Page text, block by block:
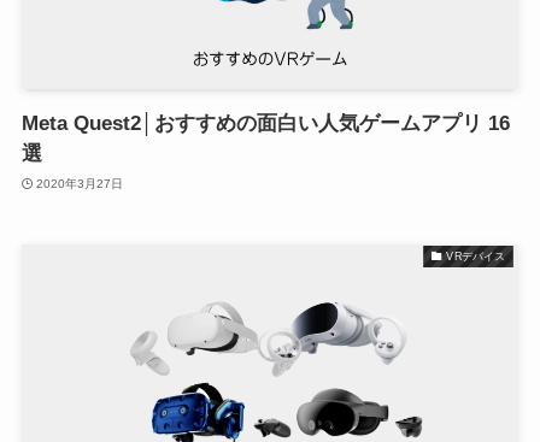
Meta Quest2│おすすめの面白い人気ゲームアプリ 16
選
2020年3月27日
VRデバイス